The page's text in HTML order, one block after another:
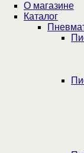
О магазине
Каталог